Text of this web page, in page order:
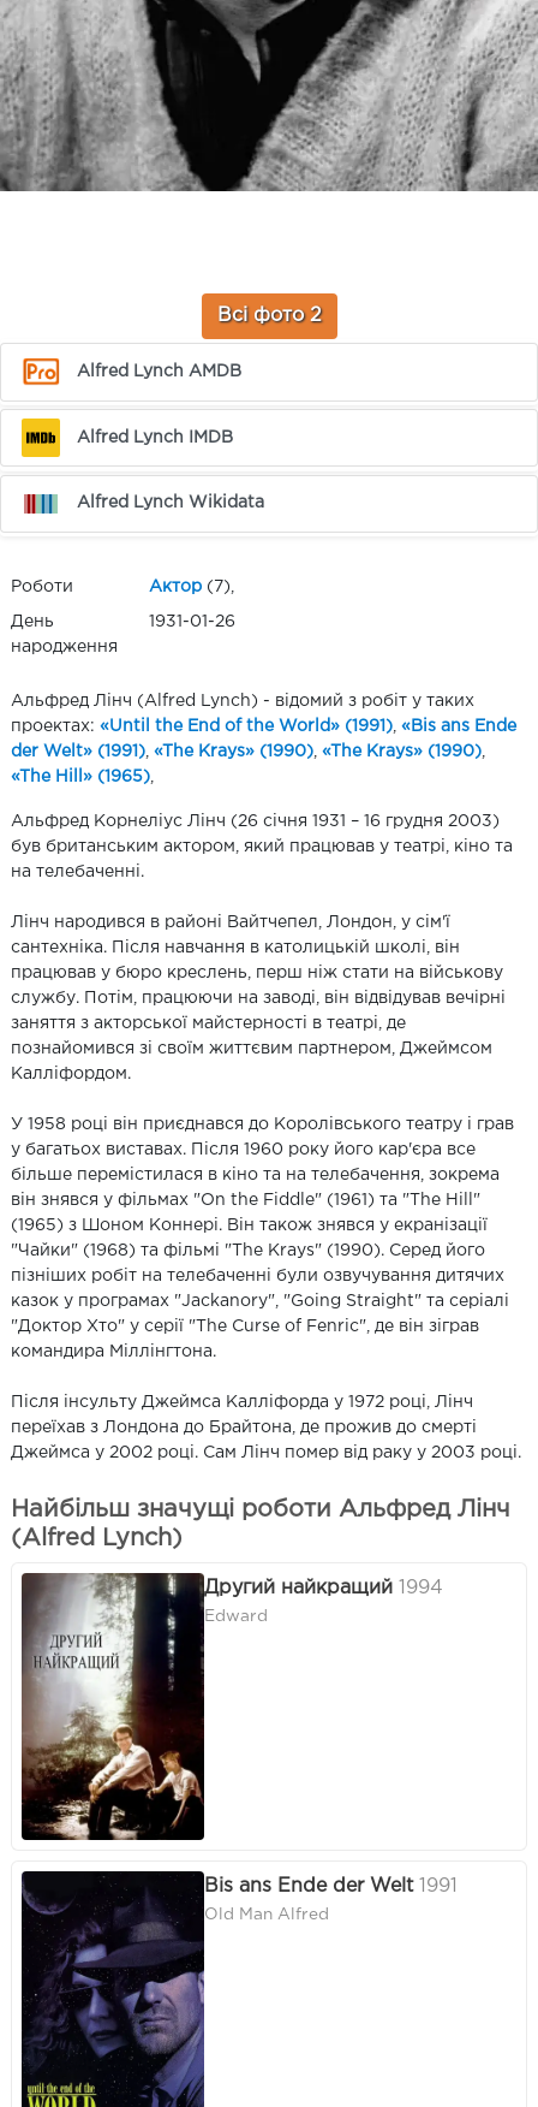
Всі фото 2
Alfred Lynch AMDB
Alfred Lynch IMDB
Alfred Lynch Wikidata
Роботи Актор (7),
День
народження
1931-01-26
Альфред Лінч (Alfred Lynch) - відомий з робіт у таких
проектах: «Until the End of the World» (1991) «Bis ans Ende
der Welt» (1991) «The Krays» (1990) «The Krays» (1990)
«The Hill» (1965)
Альфред Корнеліус Лінч (26 січня 1931 – 16 грудня 2003)
був британським актором, який працював у театрі, кіно та
на телебаченні.
Лінч народився в районі Вайтчепел, Лондон, у сім'ї
сантехніка. Після навчання в католицькій школі, він
працював у бюро креслень, перш ніж стати на військову
службу. Потім, працюючи на заводі, він відвідував вечірні
заняття з акторської майстерності в театрі, де
познайомився зі своїм життєвим партнером, Джеймсом
Калліфордом.
У 1958 році він приєднався до Королівського театру і грав
у багатьох виставах. Після 1960 року його кар'єра все
більше перемістилася в кіно та на телебачення, зокрема
він знявся у фільмах "On the Fiddle" (1961) та "The Hill"
(1965) з Шоном Коннері. Він також знявся у екранізації
"Чайки" (1968) та фільмі "The Krays" (1990). Серед його
пізніших робіт на телебаченні були озвучування дитячих
казок у програмах "Jackanory", "Going Straight" та серіалі
"Доктор Хто" у серії "The Curse of Fenric", де він зіграв
командира Міллінгтона.
Після інсульту Джеймса Калліфорда у 1972 році, Лінч
переїхав з Лондона до Брайтона, де прожив до смерті
Джеймса у 2002 році. Сам Лінч помер від раку у 2003 році.
Найбільш значущі роботи Альфред Лінч
(Alfred Lynch)
Другий найкращий 1994
Edward
Bis ans Ende der Welt 1991
Old Man Alfred